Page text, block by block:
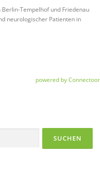
Tempelhof und Friedenau
neurologischer Patienten in
powered by Connectoor